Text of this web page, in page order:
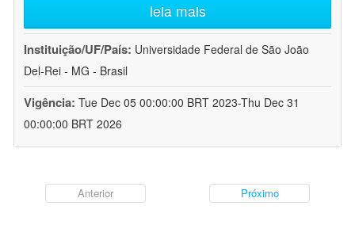
leia mais
Instituição/UF/País: Universidade Federal de São João
Del-Rei - MG - Brasil
Vigência: Tue Dec 05 00:00:00 BRT 2023-Thu Dec 31
00:00:00 BRT 2026
Anterior Próximo